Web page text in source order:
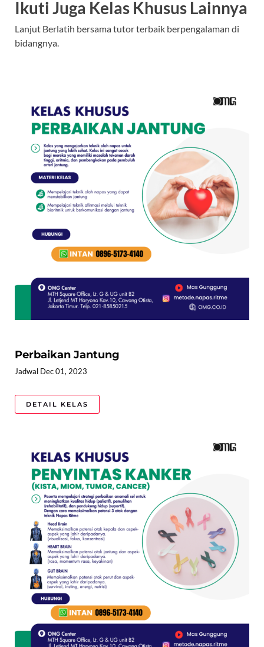
Ikuti Juga Kelas Khusus Lainnya
Lanjut Berlatih bersama tutor terbaik berpengalaman di
bidangnya.
Perbaikan Jantung
Jadwal Dec 01, 2023
DETAIL KELAS